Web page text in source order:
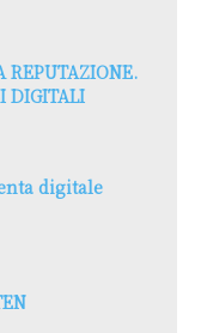
REPUTAZIONE.
DIGITALI
digitale